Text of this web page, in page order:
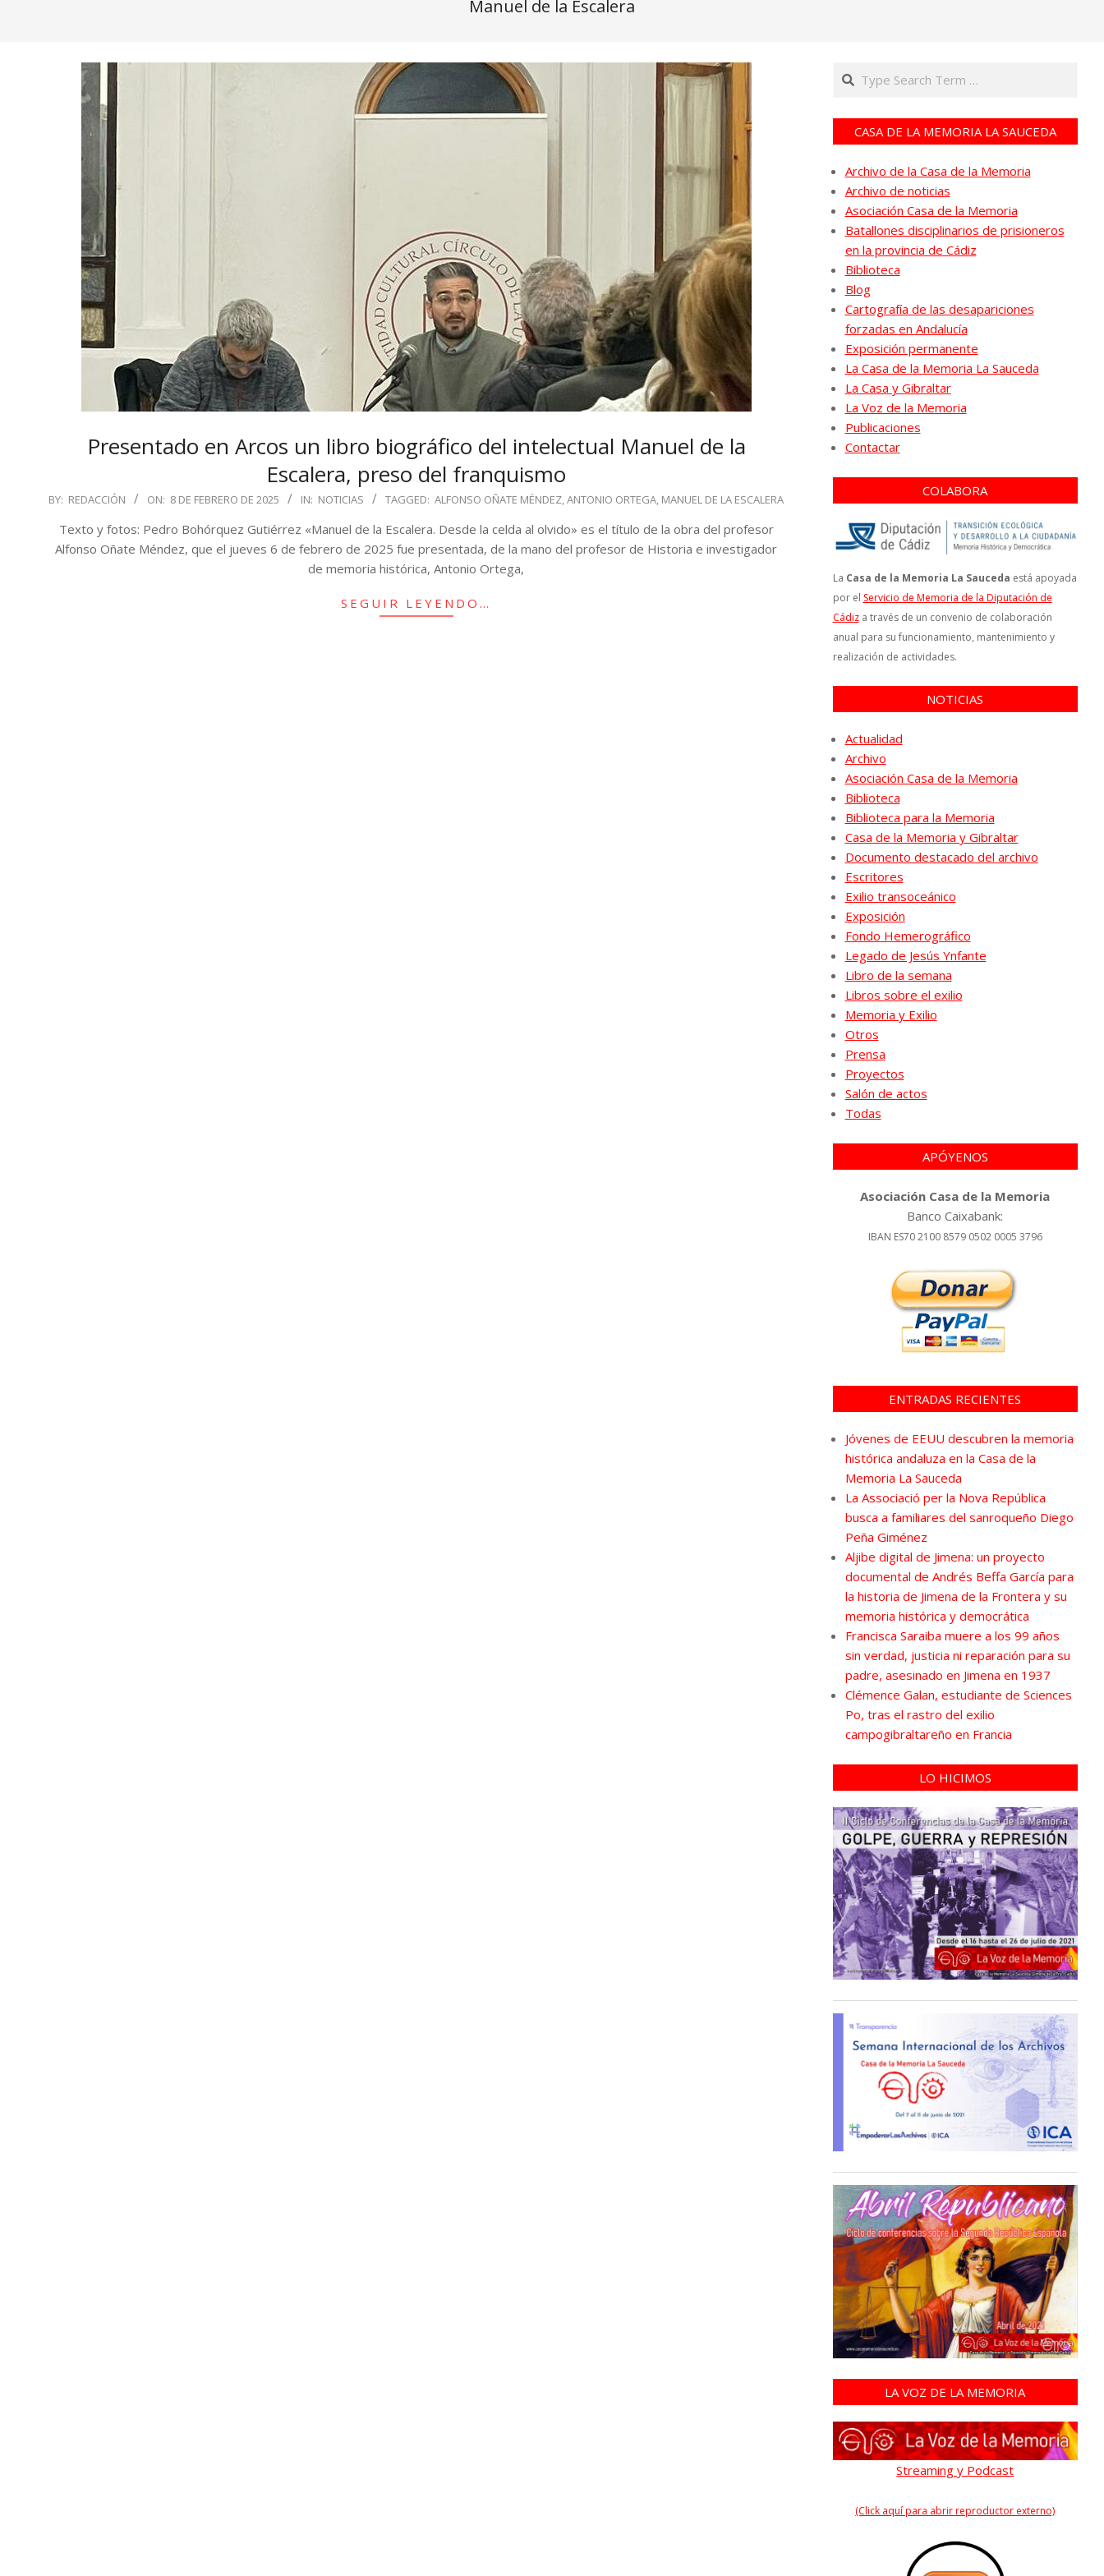
Manuel de la Escalera
Presentado en Arcos un libro biográfico del intelectual Manuel de la
Escalera, preso del franquismo
2025-
BY: REDACCIÓN ON: 8 DE FEBRERO DE 2025 IN: NOTICIAS TAGGED: ALFONSO OÑATE MÉNDEZ,ANTONIO ORTEGA, MANUEL DE LA ESCALERA
Texto y fotos: Pedro Bohórquez Gutiérrez «Manuel de la Escalera. Desde la celda al olvido» es el título de la obra del profesor
Alfonso Oñate Méndez, que el jueves 6 de febrero de 2025 fue presentada, de la mano del profesor de Historia e investigador
de memoria histórica, Antonio Ortega,
SEGUIR LEYENDO…
Search
CASA DE LA MEMORIA LA SAUCEDA
Archivo de la Casa de la Memoria
Archivo de noticias
Asociación Casa de la Memoria
Batallones disciplinarios de prisioneros
en la provincia de Cádiz
Biblioteca
Blog
Cartografía de las desapariciones
forzadas en Andalucía
Exposición permanente
La Casa de la Memoria La Sauceda
La Casa y Gibraltar
La Voz de la Memoria
Publicaciones
Contactar
COLABORA
La Casa de la Memoria La Sauceda está apoyada
por el Servicio de Memoria de la Diputación de
Cádiza través de un convenio de colaboración
anual para su funcionamiento, mantenimiento y
realización de actividades.
NOTICIAS
Actualidad
Archivo
Asociación Casa de la Memoria
Biblioteca
Biblioteca para la Memoria
Casa de la Memoria y Gibraltar
Documento destacado del archivo
Escritores
Exilio transoceánico
Exposición
Fondo Hemerográfico
Legado de Jesús Ynfante
Libro de la semana
Libros sobre el exilio
Memoria y Exilio
Otros
Prensa
Proyectos
Salón de actos
Todas
APÓYENOS
Asociación Casa de la Memoria
Banco Caixabank:
IBAN ES70 2100 8579 0502 0005 3796
ENTRADAS RECIENTES
Jóvenes de EEUU descubren la memoria
histórica andaluza en la Casa de la
Memoria La Sauceda
La Associació per la Nova República
busca a familiares del sanroqueño Diego
Peña Giménez
Aljibe digital de Jimena: un proyecto
documental de Andrés Beffa García para
la historia de Jimena de la Frontera y su
memoria histórica y democrática
Francisca Saraiba muere a los 99 años
sin verdad, justicia ni reparación para su
padre, asesinado en Jimena en 1937
Clémence Galan, estudiante de Sciences
Po, tras el rastro del exilio
campogibraltareño en Francia
LO HICIMOS
LA VOZ DE LA MEMORIA
Streaming y Podcast
(Click aquí para abrir reproductor externo)